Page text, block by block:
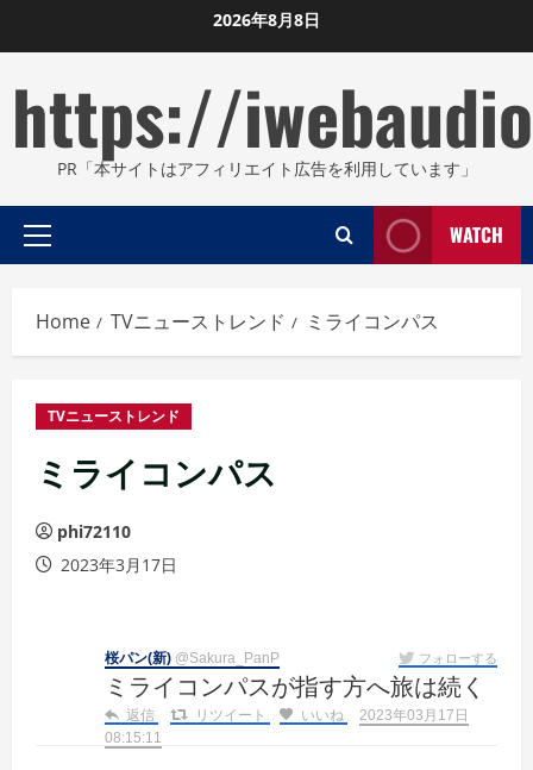
to
2026年8月8日
https://
PR「本サイトはアフィリエイト広告を利用しています」
Primary
WATCH
Home TVニューストレンド ミライコンパス
TVニューストレンド
ミライコンパス
phi72110
2023年3月17日
桜パン(新) @Sakura_PanP フォローする
ミライコンパスが指す方へ旅は続く
返信 リツイート いいね
2023年03月17日
08:15:11